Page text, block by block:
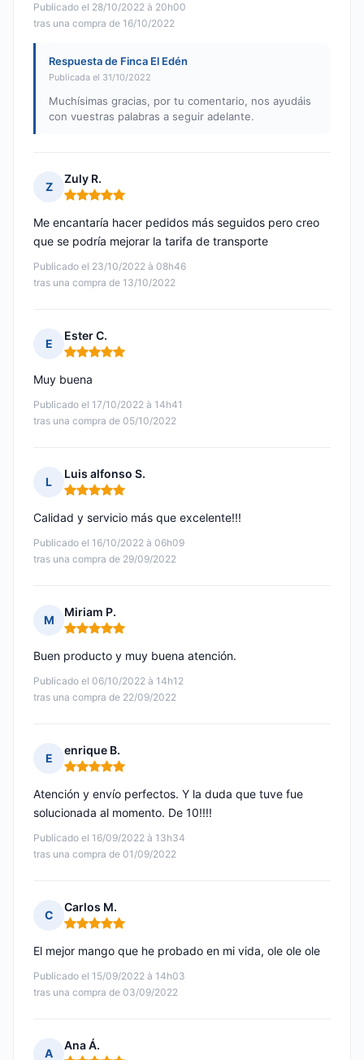
Publicado el 28/10/2022 à 20h00
tras una compra de 16/10/2022
Respuesta de Finca El Edén
Publicada el 31/10/2022
Muchísimas gracias, por tu comentario, nos ayudáis
con vuestras palabras a seguir adelante.
Z
Zuly R.
Nota: 5 de 5
Publicado el 23/10/2022 à 08h46
tras una compra de 13/10/2022
Me encantaría hacer pedidos más seguidos pero creo
que se podría mejorar la tarifa de transporte
E
Ester C.
Nota: 5 de 5
Publicado el 17/10/2022 à 14h41
tras una compra de 05/10/2022
Muy buena
L
Luis alfonso S.
Nota: 5 de 5
Publicado el 16/10/2022 à 06h09
tras una compra de 29/09/2022
Calidad y servicio más que excelente!!!
M
Miriam P.
Nota: 5 de 5
Publicado el 06/10/2022 à 14h12
tras una compra de 22/09/2022
Buen producto y muy buena atención.
E
enrique B.
Nota: 5 de 5
Publicado el 16/09/2022 à 13h34
tras una compra de 01/09/2022
Atención y envío perfectos. Y la duda que tuve fue
solucionada al momento. De 10!!!!
C
Carlos M.
Nota: 5 de 5
Publicado el 15/09/2022 à 14h03
tras una compra de 03/09/2022
El mejor mango que he probado en mi vida, ole ole ole
A
Ana Á.